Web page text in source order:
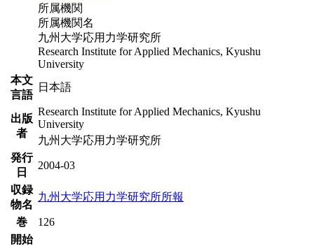
所属機関
所属機関名
九州大学応用力学研究所
Research Institute for Applied Mechanics, Kyushu
University
本文
言語
日本語
出版
者
Research Institute for Applied Mechanics, Kyushu
University
九州大学応用力学研究所
発行
日
2004-03
収録
物名
九州大学応用力学研究所所報
巻
126
開始